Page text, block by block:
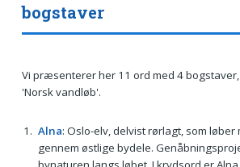
bogstaver
Vi præsenterer her 11 ord med 4
'Norsk vandløb'.
Alna: Oslo-elv, delvist rørlagt, som løber
gennem østlige bydele.